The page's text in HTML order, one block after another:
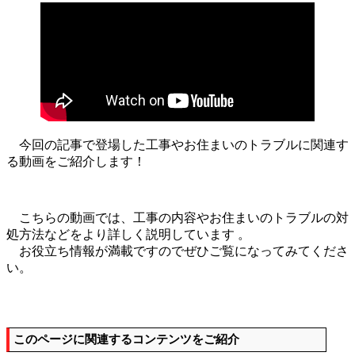
今回の記事で登場した工事やお住まいのトラブルに関連す
る動画をご紹介します！
こちらの動画では、工事の内容やお住まいのトラブルの対
処方法などをより詳しく説明しています 。
お役立ち情報が満載ですのでぜひご覧になってみてくださ
い。
このページに関連するコンテンツをご紹介